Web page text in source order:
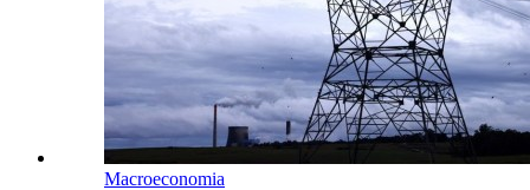
Macroeconomia